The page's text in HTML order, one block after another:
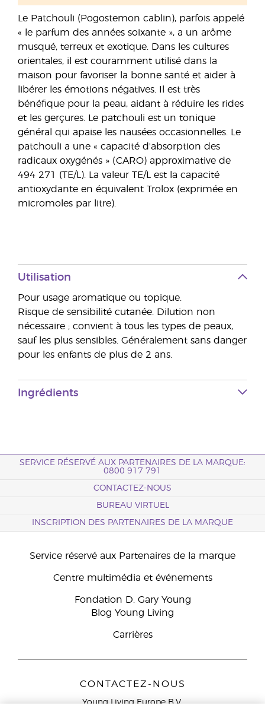
Le Patchouli (Pogostemon cablin), parfois appelé
« le parfum des années soixante », a un arôme
musqué, terreux et exotique. Dans les cultures
orientales, il est couramment utilisé dans la
maison pour favoriser la bonne santé et aider à
libérer les émotions négatives. Il est très
bénéfique pour la peau, aidant à réduire les rides
et les gerçures. Le patchouli est un tonique
général qui apaise les nausées occasionnelles. Le
patchouli a une « capacité d'absorption des
radicaux oxygénés » (CARO) approximative de
494 271 (TE/L). La valeur TE/L est la capacité
antioxydante en équivalent Trolox (exprimée en
micromoles par litre).
Utilisation
Pour usage aromatique ou topique.
Risque de sensibilité cutanée. Dilution non
nécessaire ; convient à tous les types de peaux,
sauf les plus sensibles. Généralement sans danger
pour les enfants de plus de 2 ans.
Ingrédients
SERVICE RÉSERVÉ AUX PARTENAIRES DE LA MARQUE:
0800 917 791
CONTACTEZ-NOUS
BUREAU VIRTUEL
INSCRIPTION DES PARTENAIRES DE LA MARQUE
Service réservé aux Partenaires de la marque
Centre multimédia et événements
Fondation D. Gary Young
Blog Young Living
Carrières
CONTACTEZ-NOUS
Young Living Europe B.V.